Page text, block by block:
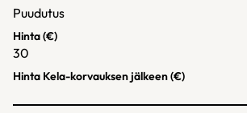
Puudutus
Hinta (€)
30
Hinta Kela-korvauksen jälkeen (€)